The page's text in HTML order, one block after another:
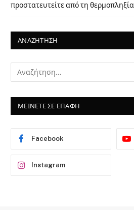
προστατευτείτε από τη θερμοπληξία
ΑΝΑΖΗΤΗΣΗ
ΜΕΙΝΕΤΕ ΣΕ ΕΠΑΦΗ
Facebook
Instagram